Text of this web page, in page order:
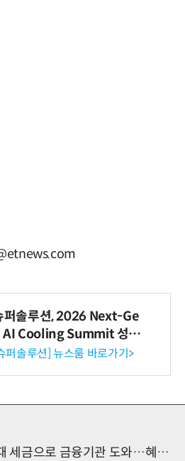
퍼솔루션, 2026 Next-Ge
AI Cooling Summit 성황
성료
퍼솔루션] 뉴스룸 바로가기>
융기관 도와…혜택은 누리고 부담은 안 해”